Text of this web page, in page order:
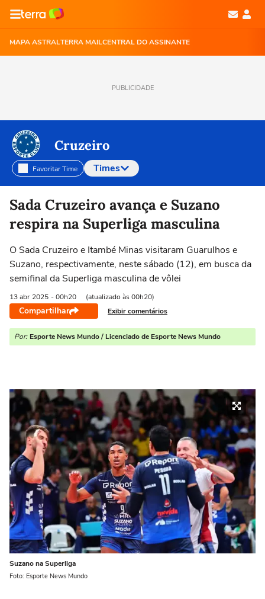
MAPA ASTRALTERRA MAILCENTRAL DO ASSINANTE
PUBLICIDADE
Cruzeiro
Favoritar Time Times
Selecione o time para ver as notícias
Sada Cruzeiro avança e Suzano
respira na Superliga masculina
O Sada Cruzeiro e Itambé Minas visitaram Guarulhos e
Suzano, respectivamente, neste sábado (12), em busca da
semifinal da Superliga masculina de vôlei
13 abr 2025 - 00h20 (atualizado às 00h20)
Compartilhar Exibir comentários
Por: Esporte News Mundo / Licenciado de Esporte News Mundo
Suzano na Superliga
Foto: Esporte News Mundo